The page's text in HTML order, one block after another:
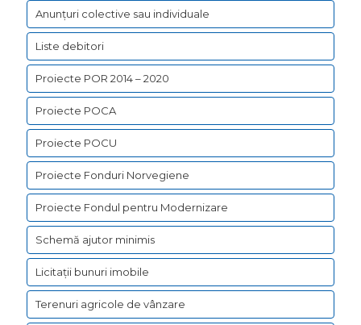
Anunțuri colective sau individuale
Liste debitori
Proiecte POR 2014 – 2020
Proiecte POCA
Proiecte POCU
Proiecte Fonduri Norvegiene
Proiecte Fondul pentru Modernizare
Schemă ajutor minimis
Licitații bunuri imobile
Terenuri agricole de vânzare